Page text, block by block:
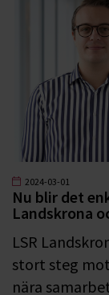
2024-03-01
Nu blir det
Landskrona
LSR
stort steg
nära